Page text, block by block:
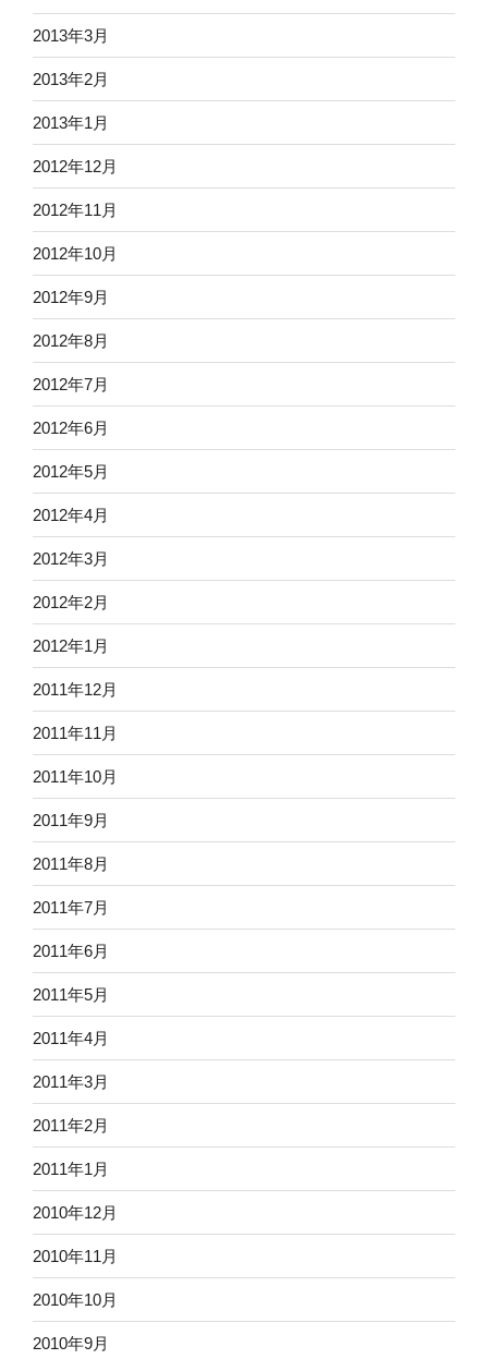
2013年3月
2013年2月
2013年1月
2012年12月
2012年11月
2012年10月
2012年9月
2012年8月
2012年7月
2012年6月
2012年5月
2012年4月
2012年3月
2012年2月
2012年1月
2011年12月
2011年11月
2011年10月
2011年9月
2011年8月
2011年7月
2011年6月
2011年5月
2011年4月
2011年3月
2011年2月
2011年1月
2010年12月
2010年11月
2010年10月
2010年9月